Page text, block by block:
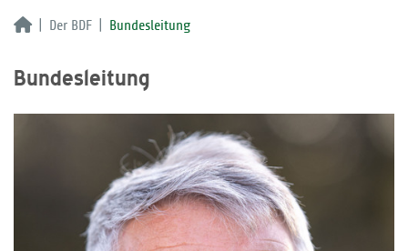
Der BDF Bundesleitung
Bundesleitung